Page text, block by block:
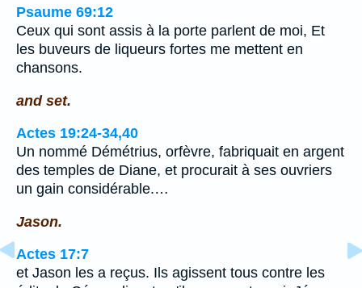
Psaume 69:12
Ceux qui sont assis à la porte parlent de moi, Et
les buveurs de liqueurs fortes me mettent en
chansons.
and set.
Actes 19:24-34,40
Un nommé Démétrius, orfèvre, fabriquait en argent
des temples de Diane, et procurait à ses ouvriers
un gain considérable.…
Jason.
Actes 17:7
et Jason les a reçus. Ils agissent tous contre les